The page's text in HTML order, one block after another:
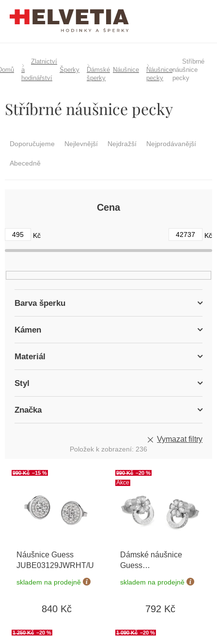
Zlatnictví
a
hodinářství
Šperky
Dámské
šperky
Náušnice
Náušnice
pecky
Stříbrné
náušnice
pecky
Stříbrné náušnice pecky
d
u
k
ů
Doporučujeme Nejlevnější Nejdražší Nejprodávanější
Abecedně
Cena
495 Kč 42737 Kč
Barva šperku
Kámen
Materiál
Styl
Značka
Vymazat filtry
Položek k zobrazení: 236
990 Kč –15 %
Náušnice Guess
JUBE03129JWRHT/U
skladem na prodejně
840 Kč
Akce
990 Kč –20 %
Dámské náušnice
Guess
JUBE05108JWRHT/U
skladem na prodejně
792 Kč
1 250 Kč –20 % 1 090 Kč –20 %